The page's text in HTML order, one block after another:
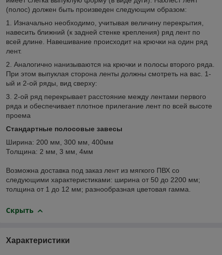
(полос) должен быть произведен следующим образом:
1. Изначально необходимо, учитывая величину перекрытия,
навесить ближний (к задней стенке крепления) ряд лент по
всей длине. Навешивание происходит на крючки на один ряд
лент.
2. Аналогично нанизываются на крючки и полосы второго ряда.
При этом выпуклая сторона ленты должны смотреть на вас. 1-
ый и 2-ой ряды, вид сверху:
3. 2-ой ряд перекрывает расстояние между лентами первого
ряда и обеспечивает плотное прилегание лент по всей высоте
проема
Стандартные полосовые завесы
Ширина: 200 мм, 300 мм, 400мм
Толщина: 2 мм, 3 мм, 4мм
Возможна доставка под заказ лент из мягкого ПВХ со
следующими характеристиками: ширина от 50 до 2200 мм;
толщина от 1 до 12 мм; разнообразная цветовая гамма.
Скрыть
Характеристики